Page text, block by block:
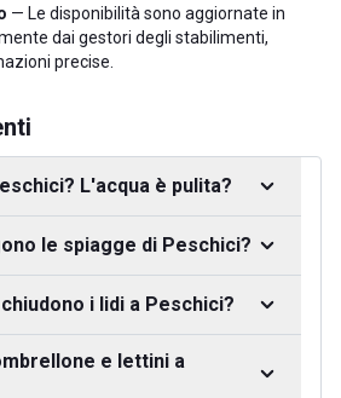
— Le disponibilità sono aggiornate in
dai gestori degli stabilimenti,
precise.
L'acqua è pulita?
le spiagge di Peschici?
i lidi a Peschici?
e lettini a